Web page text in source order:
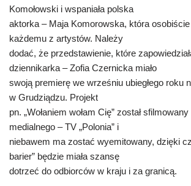
Komołowski i wspaniała polska
aktorka – Maja Komorowska, która osobiście
każdemu z artystów. Należy
dodać, że przedstawienie, które
dziennikarka – Zofia Czernicka miało
swoją premierę we wrześniu ubiegłego roku
w Grudziądzu. Projekt
pn. „Wołaniem wołam Cię” został
medialnego – TV „Polonia” i
niebawem ma zostać wyemitowany, dzięki
barier” będzie miała szansę
dotrzeć do odbiorców w kraju i za granicą.